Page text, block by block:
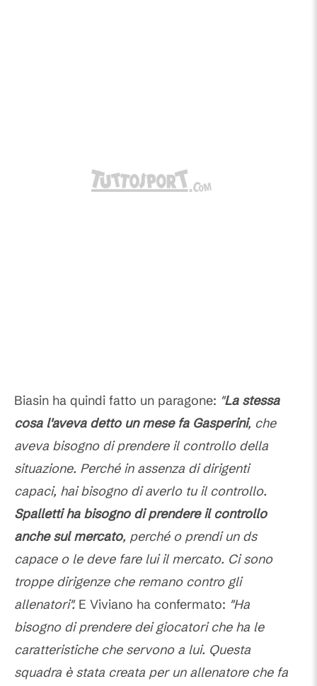
Biasin ha quindi fatto un paragone: "La stessa
cosa l'aveva detto un mese fa Gasperini, che
aveva bisogno di prendere il controllo della
situazione. Perché in assenza di dirigenti
capaci, hai bisogno di averlo tu il controllo.
Spalletti ha bisogno di prendere il controllo
anche sul mercato, perché o prendi un ds
capace o le deve fare lui il mercato. Ci sono
troppe dirigenze che remano contro gli
allenatori".E Viviano ha confermato: "Ha
bisogno di prendere dei giocatori che ha le
caratteristiche che servono a lui. Questa
squadra è stata creata per un allenatore che fa